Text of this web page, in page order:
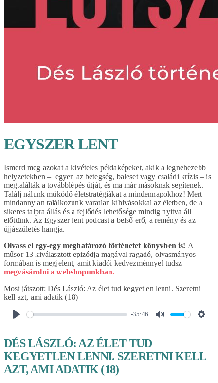
EGYSZER LENT
Ismerd meg azokat a kivételes példaképeket, akik a legnehezebb
helyzetekben – legyen az betegség, baleset vagy családi krízis – is
megtalálták a továbblépés útját, és ma már másoknak segítenek.
Találj nálunk működő életstratégiákat a mindennapokhoz! Mert
mindannyian találkozunk váratlan kihívásokkal az életben, de a
sikeres talpra állás és a fejlődés lehetősége mindig nyitva áll
előttünk. Az Egyszer lent podcast a belső erő, a remény és az
újjászületés hangja.
Olvass el egy-egy meghatározó történetet könyvben is! A
műsor 13 kiválasztott epizódja magával ragadó, olvasmányos
formában is megjelent, amit kiadói kedvezménnyel tudsz
megvásárolni a webshopunkban.
Most játszott:Dés László: Az élet tud kegyetlen lenni. Szeretni
kell azt, ami adatik (18)
-35:46
DÉS LÁSZLÓ: AZ ÉLET TUD
KEGYETLEN LENNI. SZERETNI KELL
AZT, AMI ADATIK (18)